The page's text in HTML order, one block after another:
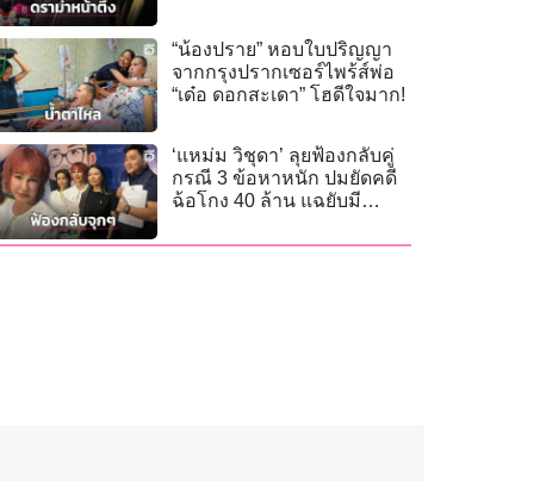
“น้องปราย” หอบใบปริญญา
จากกรุงปรากเซอร์ไพร้ส์พ่อ
“เด๋อ ดอกสะเดา” โฮดีใจมาก!
‘แหม่ม วิชุดา’ ลุยฟ้องกลับคู่
กรณี 3 ข้อหาหนัก ปมยัดคดี
ฉ้อโกง 40 ล้าน แฉยับมี